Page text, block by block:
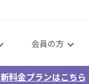
会員の方
新料金プランはこちら